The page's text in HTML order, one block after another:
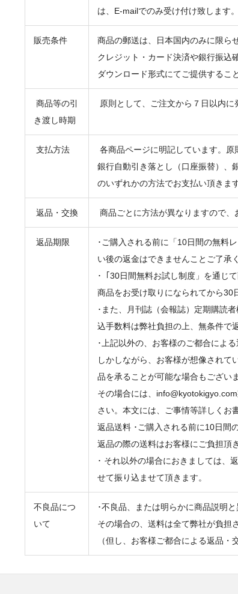
は、E-mailでのみ受け付け致します。
販売条件
商品の郵送は、日本国内のみに限ら
クレジット・カード決済や銀行振込
ダウンロード形式にてご提供するこ
商品等の引
き渡し時期
原則として、ご注文から７日以内に
支払方法
各商品ページに明記しています。原
銀行自動引き落とし（口座振替）、
のいずれかの方法でお支払い頂きます
返品・交換 商品ごとに方法が異なりますので、
返品期限
･ご購入される前に「10日間の無料
い後の返金はできませんことご了承
･「30日間無料お試し制度」を通じ
商品をお受け取りになられてから30
･また、月刊誌（会報誌）定期購読
込手数料は弊社負担の上、無条件で
･上記以外の、お客様のご都合によ
しかしながら、お客様が想像されて
品を承ることが可能な場合もございま
その場合には、
さい。本文には、ご事情等詳しくお
返品送料 ･ご購入される前に10日間
返品の際の送料はお客様にご負担頂
･ それ以外の場合におきましては、
せて振り込ませて頂きます。
不良品につ
いて
･不良品、または明らかに商品説明
その場合の、送料は全て弊社が負担
（但し、お客様ご都合による返品・